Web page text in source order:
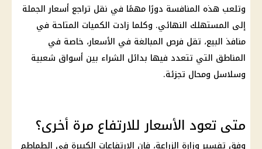
وتلعب هذه المنافسة دورًا مهمًا في نقل تراجع أسعار الجملة
إلى المستهلك النهائي. وكلما زادت الكميات المتاحة في
منافذ البيع، تقل فرص المبالغة في الأسعار، خاصة في
المناطق التي تتعدد فيها بدائل الشراء بين أسواق شعبية
وسلاسل ومحال تجزئة.
متى تعود الأسعار للارتفاع مرة أخرى؟
وفق تفسير وزارة الزراعة، فإن الارتفاعات الكبيرة في الطماطم